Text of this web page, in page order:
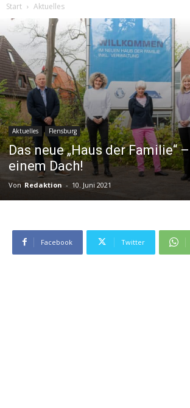
Start Aktuelles
Aktuelles Flensburg
Das neue „Haus der Familie“
einem Dach!
Von Redaktion - 10. Juni 2021
Facebook Twitter